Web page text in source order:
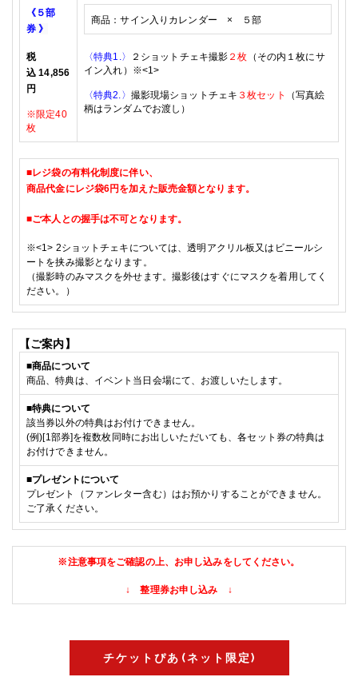
《５部
券 》
税
込 14,856
円
※限定40
枚
商品：サイン入りカレンダー × ５部
〈特典1.〉 ２ショットチェキ撮影 ２枚 （その内１枚にサ
イン入れ） ※<1>
〈特典2.〉 撮影現場ショットチェキ ３枚セット
（写真絵
柄はランダムでお渡し）
■レジ袋の有料化制度に伴い、
商品代金にレジ袋6円を加えた販売金額となります。
■ご本人との握手は不可となります。
※<1> 2ショットチェキ については、透明アクリル板又はビニールシ
ートを挟み撮影となります。
（撮影時のみマスクを外せます。撮影後はすぐにマスクを着用してく
ださい。）
【ご案内】
■商品について
商品、特典は、イベント当日会場にて、お渡しいたします。
■特典について
該当券以外の特典はお付けできません。
(例)[1部券]を複数枚同時にお出しいただいても、各セット券の特典は
お付けできません。
■プレゼントについて
プレゼント（ファンレター含む） はお預かりすることができません。
ご了承ください。
※注意事項をご確認の上、お申し込みをしてください。
↓ 整理券お申し込み ↓
チケットぴあ(ネット限定)